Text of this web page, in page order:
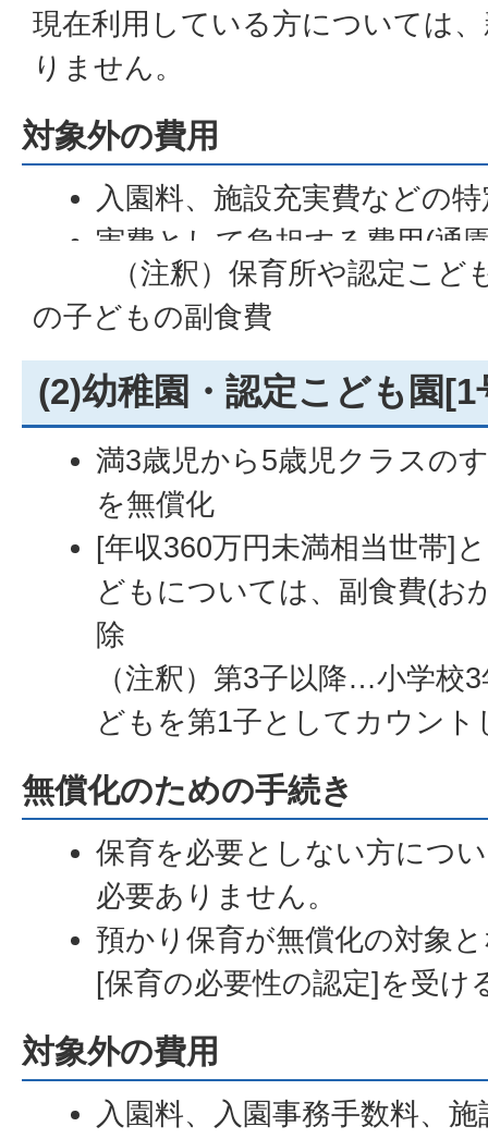
現在利用している方については
りません。
対象外の費用
入園料、施設充実費などの
実費として負担する費用(通
釈)、行事費など)
延長保育の利用料
（注釈）保育所や認定こども
の子どもの副食費
(2)幼稚園・認定こども園[1
満3歳児から5歳児クラスの
を無償化
[年収360万円未満相当世帯]
どもについては、副食費(お
除
（注釈）第3子以降…小学校
どもを第1子としてカウント
無償化のための手続き
保育を必要としない方につ
必要ありません。
預かり保育が無償化の対象
[保育の必要性の認定]を受け
対象外の費用
入園料、入園事務手数料、